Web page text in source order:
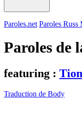
Paroles.net Paroles Russ
Paroles de
featuring :
Traduction de Body